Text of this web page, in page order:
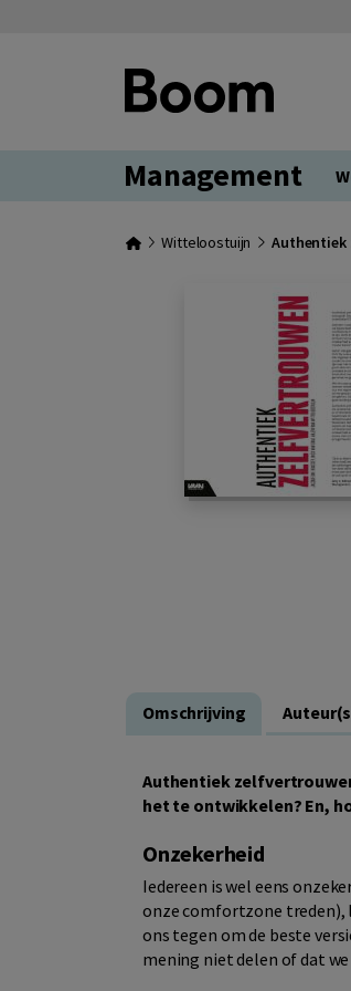
Management
Witteloostuijn Authentiek
Omschrijving
Authentiek
het te ontwikkelen? En,
Onzekerheid
Iedereen is wel eens
onze comfortzone treden),
ons tegen om de beste
mening niet delen of dat